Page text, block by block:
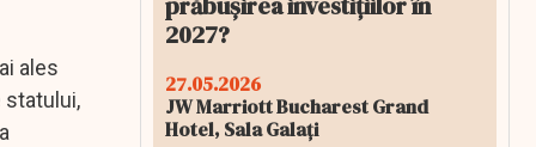
ales
statului,
2027?
27.05.2026
JW Marriott Bucharest Grand
Hotel, Sala Galați